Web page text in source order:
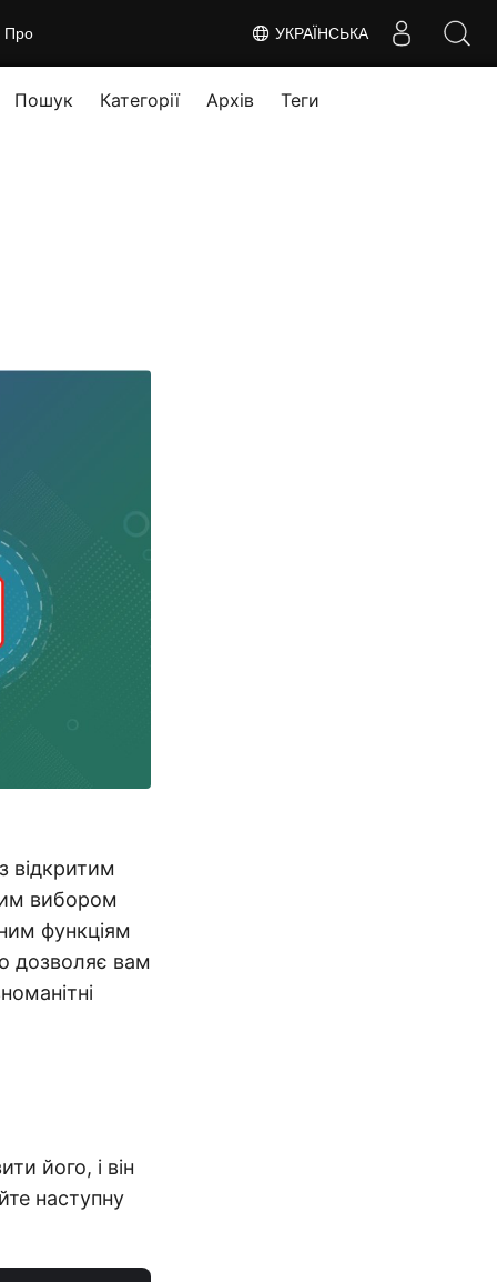
УКРАЇНСЬКА
Про
Пошук Категорії Архів Теги
відкритим
вибором
функціям
дозволяє вам
його, і він
наступну